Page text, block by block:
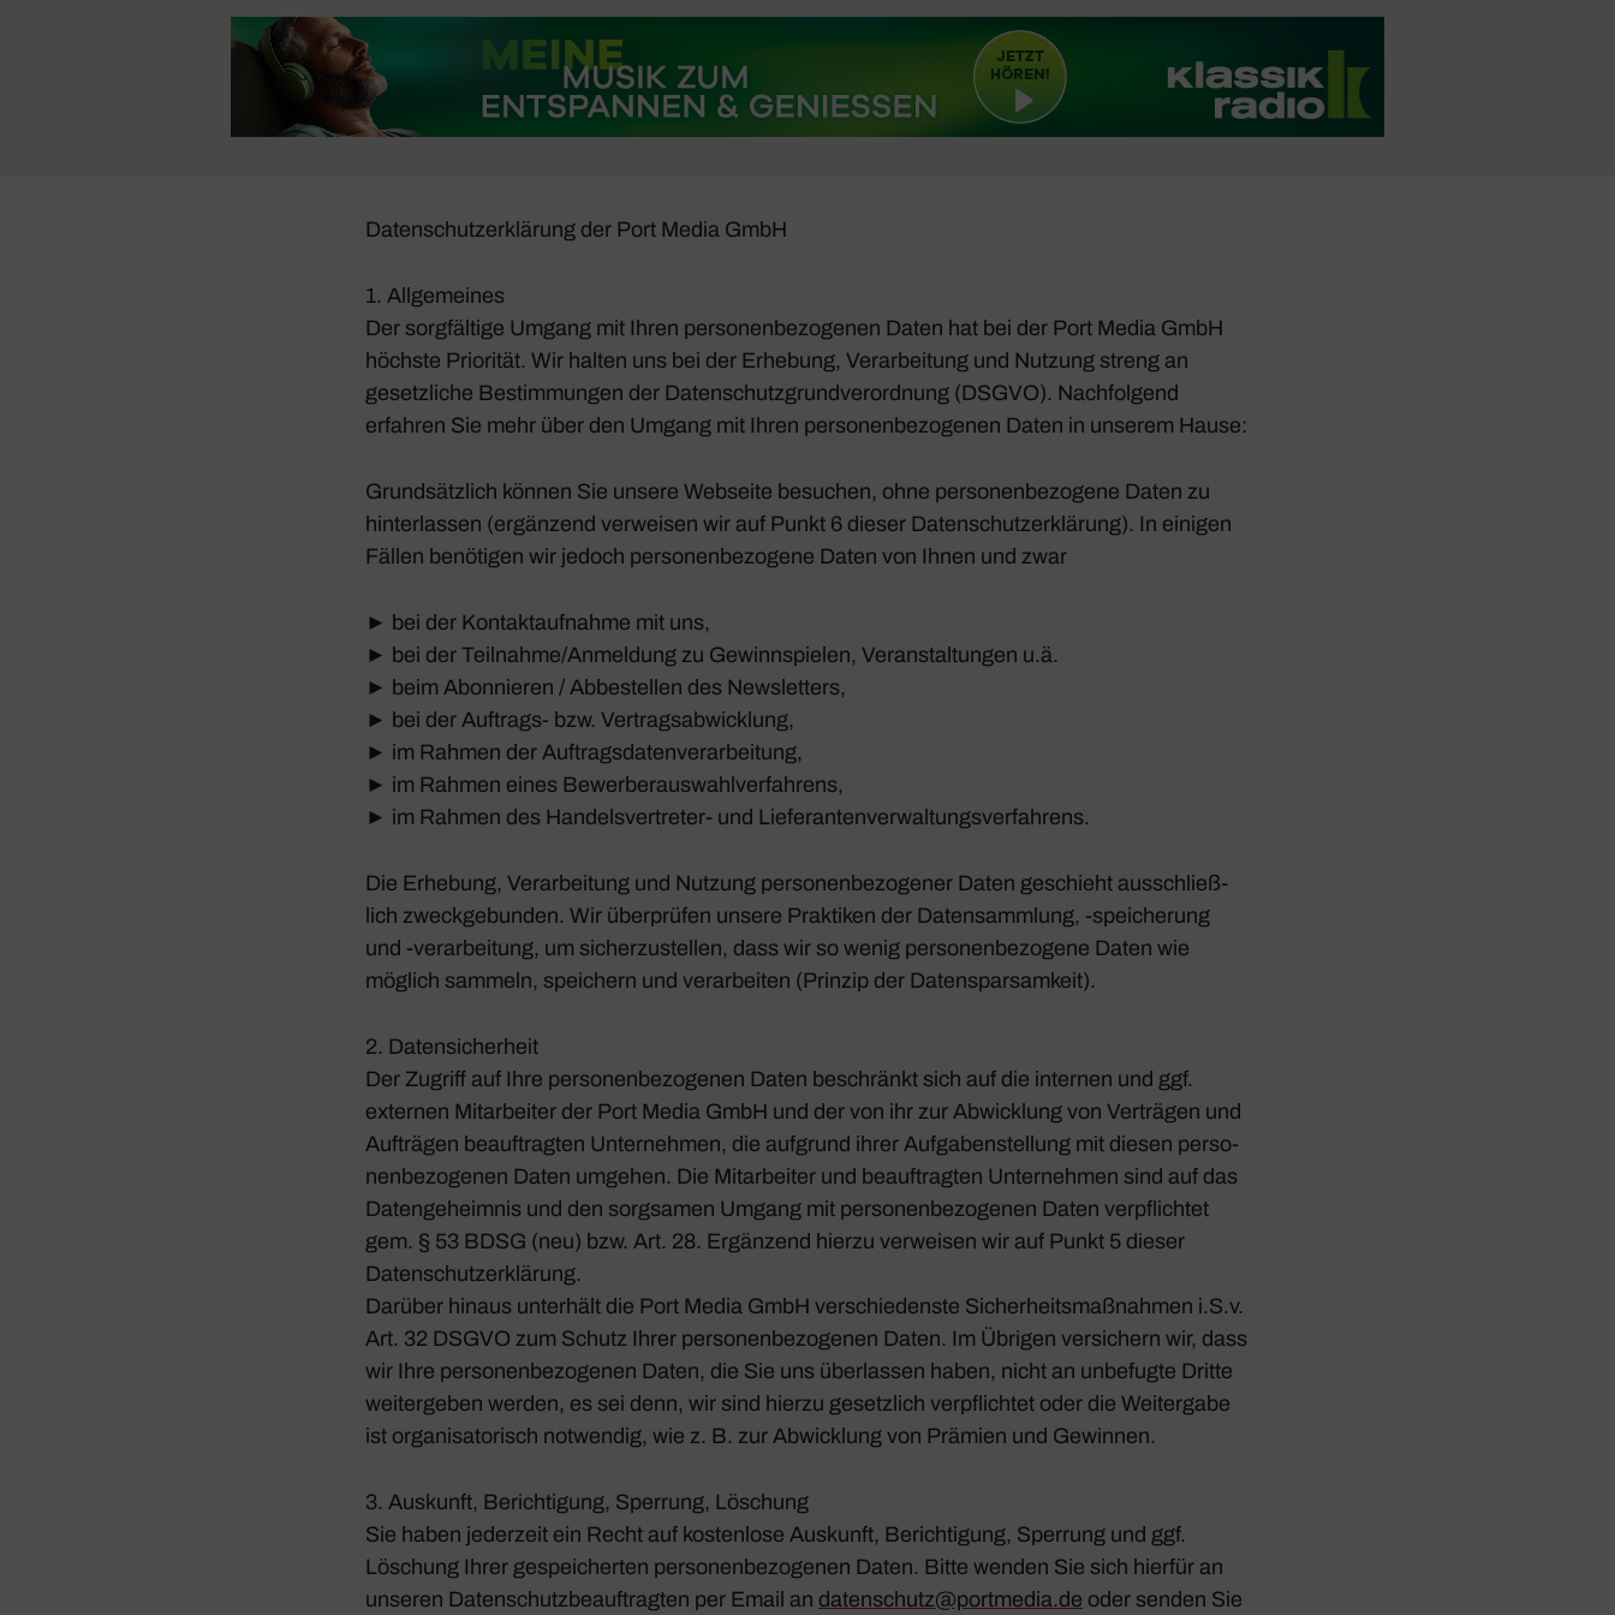
Daten­schutz­er­klä­rung der Port Media GmbH
1. Allge­meines
Der sorg­fäl­tige Umgang mit Ihren perso­nen­be­zo­genen Daten hat bei der Port Media GmbH
höchste Prio­rität. Wir halten uns bei der Erhe­bung, Verar­bei­tung und Nutzung streng an
gesetz­liche Bestim­mungen der Daten­schutz­grund­ver­ord­nung (DSGVO). Nach­fol­gend
erfahren Sie mehr über den Umgang mit Ihren perso­nen­be­zo­genen Daten in unserem Hause:
Grund­sätz­lich können Sie unsere Webseite besu­chen, ohne perso­nen­be­zo­gene Daten zu
hinter­lassen (ergän­zend verweisen wir auf Punkt 6 dieser Daten­schutz­er­klä­rung). In einigen
Fällen benö­tigen wir jedoch perso­nen­be­zo­gene Daten von Ihnen und zwar
► bei der Kontakt­auf­nahme mit uns,
► bei der Teilnahme/​Anmeldung zu Gewinn­spielen, Veran­stal­tungen u.ä.
► beim Abon­nieren / Abbe­stellen des News­let­ters,
► bei der Auftrags- bzw. Vertrags­ab­wick­lung,
► im Rahmen der Auftrags­da­ten­ver­ar­bei­tung,
► im Rahmen eines Bewer­ber­aus­wahl­ver­fah­rens,
► im Rahmen des Handels­ver­treter- und Liefe­ran­ten­ver­wal­tungs­ver­fah­rens.
Die Erhe­bung, Verar­bei­tung und Nutzung perso­nen­be­zo­gener Daten geschieht ausschließ­
lich zweck­ge­bunden. Wir über­prüfen unsere Prak­tiken der Daten­samm­lung, ‑spei­che­rung
und ‑verar­bei­tung, um sicher­zu­stellen, dass wir so wenig perso­nen­be­zo­gene Daten wie
möglich sammeln, spei­chern und verar­beiten (Prinzip der Daten­spar­sam­keit).
2. Daten­si­cher­heit
Der Zugriff auf Ihre perso­nen­be­zo­genen Daten beschränkt sich auf die internen und ggf.
externen Mitar­beiter der Port Media GmbH und der von ihr zur Abwick­lung von Verträgen und
Aufträgen beauf­tragten Unter­nehmen, die aufgrund ihrer Aufga­ben­stel­lung mit diesen perso­
nen­be­zo­genen Daten umgehen. Die Mitar­beiter und beauf­tragten Unter­nehmen sind auf das
Daten­ge­heimnis und den sorg­samen Umgang mit perso­nen­be­zo­genen Daten verpflichtet
gem. § 53 BDSG (neu) bzw. Art. 28. Ergän­zend hierzu verweisen wir auf Punkt 5 dieser
Daten­schutz­er­klä­rung.
Darüber hinaus unter­hält die Port Media GmbH verschie­denste Sicher­heits­maß­nahmen i.S.v.
Art. 32 DSGVO zum Schutz Ihrer perso­nen­be­zo­genen Daten. Im Übrigen versi­chern wir, dass
wir Ihre perso­nen­be­zo­genen Daten, die Sie uns über­lassen haben, nicht an unbe­fugte Dritte
weiter­geben werden, es sei denn, wir sind hierzu gesetz­lich verpflichtet oder die Weiter­gabe
ist orga­ni­sa­to­risch notwendig, wie z. B. zur Abwick­lung von Prämien und Gewinnen.
3. Auskunft, Berich­ti­gung, Sper­rung, Löschung
Sie haben jeder­zeit ein Recht auf kosten­lose Auskunft, Berich­ti­gung, Sper­rung und ggf.
Löschung Ihrer gespei­cherten perso­nen­be­zo­genen Daten. Bitte wenden Sie sich hierfür an
unseren Daten­schutz­be­auf­tragten per Email an datenschutz@​portmedia.​de oder senden Sie